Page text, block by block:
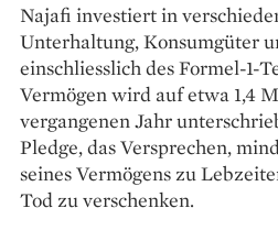
Najafi investiert in
Unterhaltung, Konsumgüter
einschliesslich des Formel-1-
Vermögen wird auf etwa 1,4
vergangenen Jahr
Pledge, das Versprechen,
seines Vermögens zu
Tod zu verschenken.